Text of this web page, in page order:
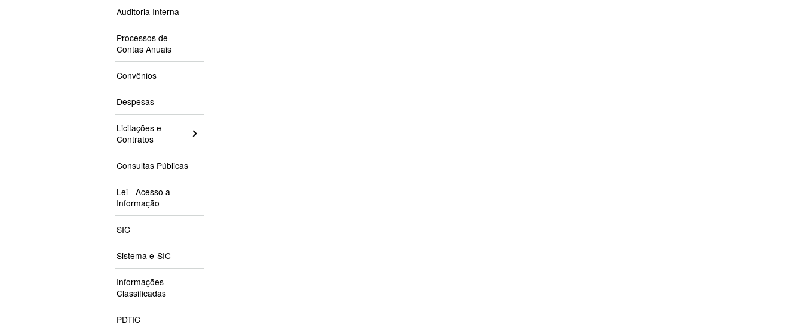
Auditoria Interna
Processos de
Contas Anuais
Convênios
Despesas
Licitações e
Contratos
Consultas Públicas
Lei - Acesso a
Informação
SIC
Sistema e-SIC
Informações
Classificadas
PDTIC